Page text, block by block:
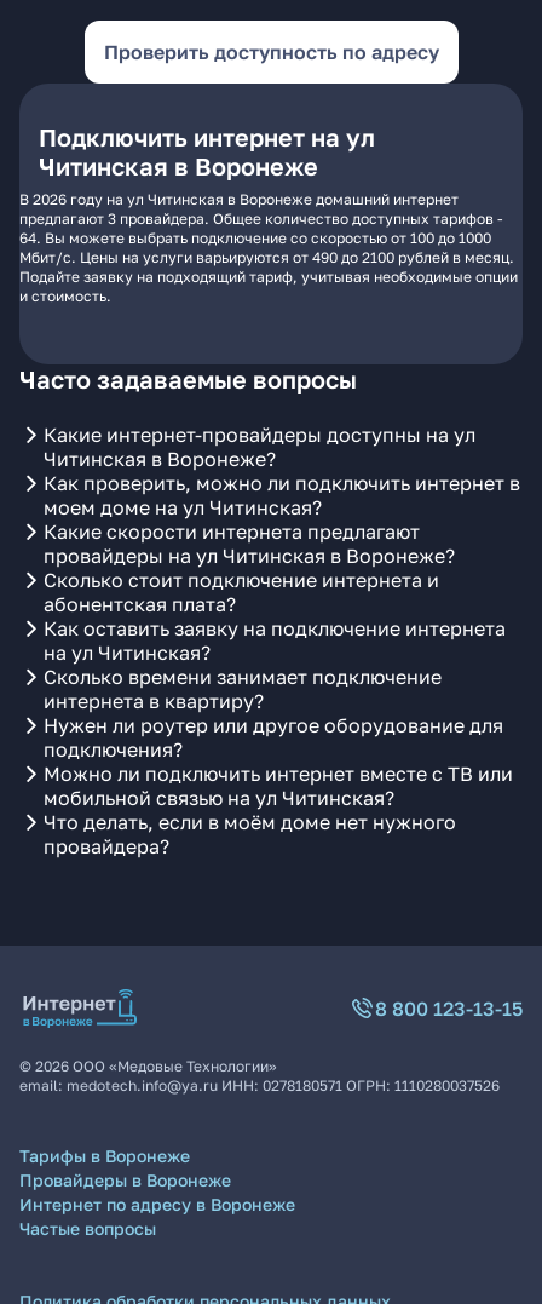
Проверить доступность по адресу
Подключить интернет на ул
Читинская в Воронеже
В 2026 году на ул Читинская в Воронеже домашний интернет
предлагают 3 провайдера. Общее количество доступных тарифов -
64. Вы можете выбрать подключение со скоростью от 100 до 1000
Мбит/с. Цены на услуги варьируются от 490 до 2100 рублей в месяц.
Подайте заявку на подходящий тариф, учитывая необходимые опции
и стоимость.
Часто задаваемые вопросы
Какие интернет-провайдеры доступны на ул
Читинская в Воронеже?
Как проверить, можно ли подключить интернет в
моем доме на ул Читинская?
Какие скорости интернета предлагают
провайдеры на ул Читинская в Воронеже?
Сколько стоит подключение интернета и
абонентская плата?
Как оставить заявку на подключение интернета
на ул Читинская?
Сколько времени занимает подключение
интернета в квартиру?
Нужен ли роутер или другое оборудование для
подключения?
Можно ли подключить интернет вместе с ТВ или
мобильной связью на ул Читинская?
Что делать, если в моём доме нет нужного
провайдера?
8 800 123-13-15
© 2026 ООО «Медовые Технологии»
email: medotech.info@ya.ru ИНН: 0278180571 ОГРН: 1110280037526
Тарифы в Воронеже
Провайдеры в Воронеже
Интернет по адресу в Воронеже
Частые вопросы